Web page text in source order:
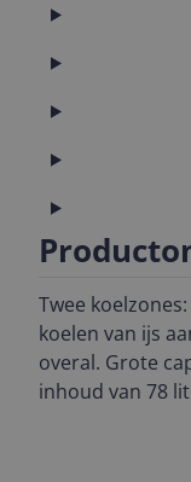
Twee
koelen van ijs
overal. Grote
inhoud van 78